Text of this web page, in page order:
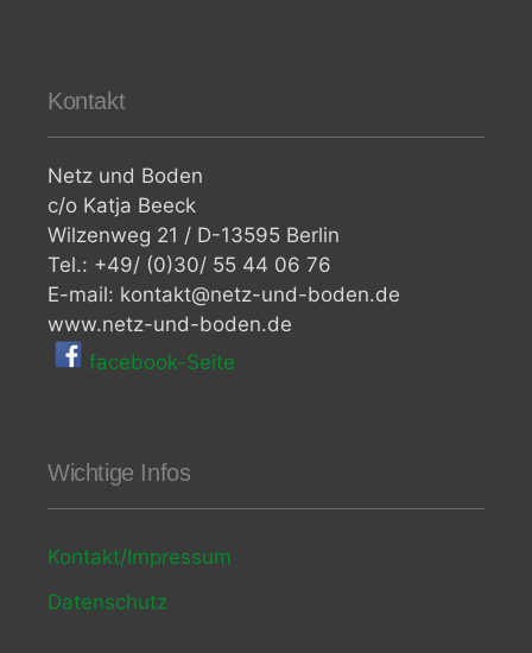
Kontakt
Netz und Boden
c/o Katja Beeck
Wilzenweg 21 / D-13595 Berlin
Tel.: +49/ (0)30/ 55 44 06 76
E-mail: kontakt@netz-und-boden.de
www.netz-und-boden.de
facebook-Seite
Wichtige Infos
Kontakt/Impressum
Datenschutz